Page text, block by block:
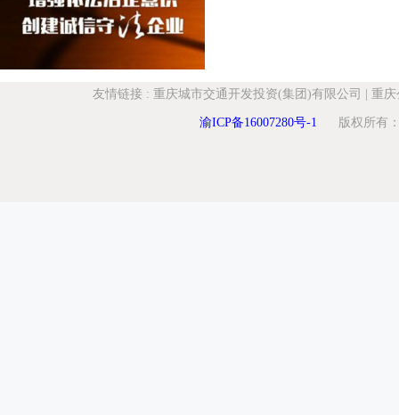
友情链接 : 重庆城市交通开发投资(集团)有限公司 重庆
渝ICP备16007280号-1 版权所有：